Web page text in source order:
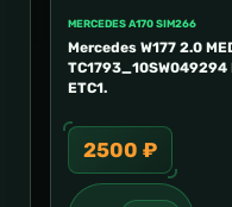
MERCEDES A170 SIM266
Mercedes W177 2.0
ETC1.
2500 ₽